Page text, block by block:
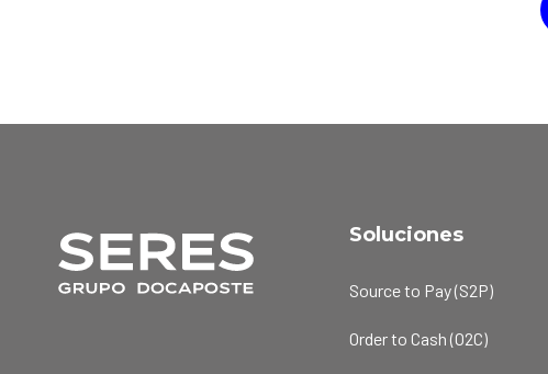
Soluciones
Source to Pay (S2P)
Order to Cash (O2C)